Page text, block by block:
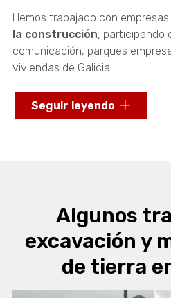
Hemos trabajado con empresas
la construcción, participando
comunicación, parques
viviendas de Galicia.
En el año 2004 nuestra
el premio "Dolmen de Ouro"
elijan para susobras de
. La gestión de la
tierra y excavaciones se
segunda generación familiar
Seguir leyendo
Algunos
excavación y
de tierra